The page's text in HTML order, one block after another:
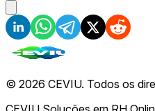
© 2026 CEVIU. Todos os